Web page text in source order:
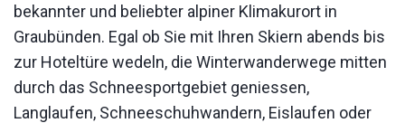
bekannter und beliebter alpiner Klimakurort in
Graubünden. Egal ob Sie mit Ihren Skiern abends bis
zur Hoteltüre wedeln, die Winterwanderwege mitten
durch das Schneesportgebiet geniessen,
Langlaufen, Schneeschuhwandern, Eislaufen oder